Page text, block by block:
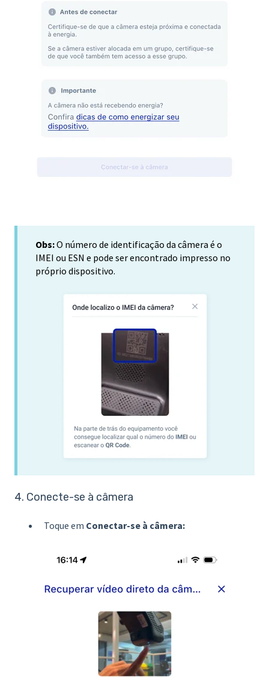
Obs:O número de identificação da câmera é o
IMEI ou ESN e pode ser encontrado impresso no
próprio dispositivo.
4. Conecte-se à câmera
Toque em Conectar-se à câmera: